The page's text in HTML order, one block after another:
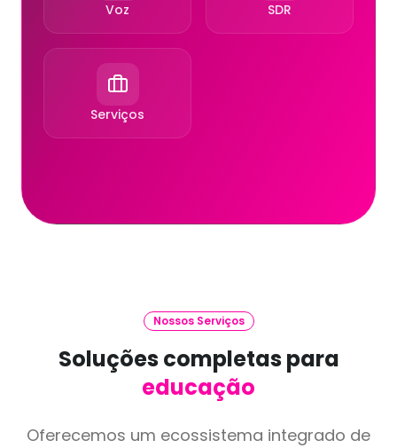
Voz SDR
Serviços
Nossos Serviços
Soluções completas para
educação
Oferecemos um ecossistema integrado de